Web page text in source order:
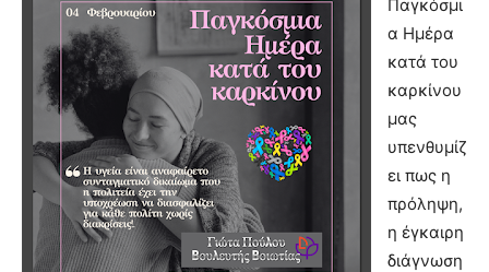
Παγκόσμι
α Ημέρα
κατά του
καρκίνου
μας
υπενθυμίζ
ει πως η
πρόληψη,
η έγκαιρη
διάγνωση